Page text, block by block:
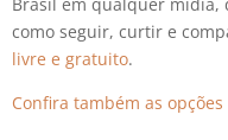
como seguir, curtir e
livre e gratuito.
Confira também as